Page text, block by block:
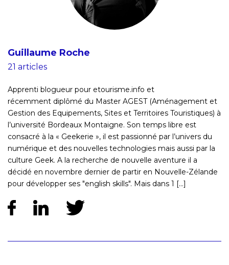
Guillaume Roche
21 articles
Apprenti blogueur pour etourisme.info et
récemment diplômé du Master AGEST (Aménagement et
Gestion des Equipements, Sites et Territoires Touristiques) à
l’université Bordeaux Montaigne. Son temps libre est
consacré à la « Geekerie », il est passionné par l’univers du
numérique et des nouvelles technologies mais aussi par la
culture Geek. A la recherche de nouvelle aventure il a
décidé en novembre dernier de partir en Nouvelle-Zélande
pour développer ses "english skills". Mais dans 1 [...]